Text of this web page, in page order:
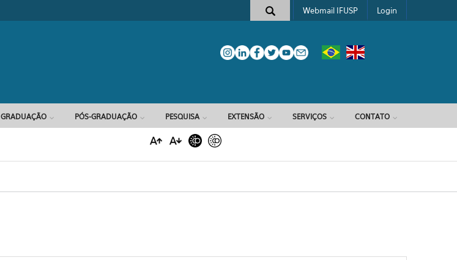
Formulário de busca
Webmail IFUSP Login
GRADUAÇÃO PÓS-GRADUAÇÃO PESQUISA EXTENSÃO SERVIÇOS CONTATO